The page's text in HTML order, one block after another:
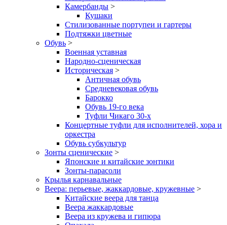
Камербанды >
Кушаки
Стилизованные портупеи и гартеры
Подтяжки цветные
Обувь >
Военная уставная
Народно-сценическая
Историческая >
Античная обувь
Средневековая обувь
Барокко
Обувь 19-го века
Туфли Чикаго 30-х
Концертные туфли для исполнителей, хора и
оркестра
Обувь субкультур
Зонты сценические >
Японские и китайские зонтики
Зонты-парасоли
Крылья карнавальные
Веера: перьевые, жаккардовые, кружевные >
Китайские веера для танца
Веера жаккардовые
Веера из кружева и гипюра